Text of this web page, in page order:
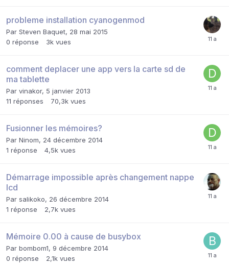
probleme installation cyanogenmod
Par Steven Baquet, 28 mai 2015
0 réponse 3k vues
comment deplacer une app vers la carte sd de
ma tablette
Par vinakor, 5 janvier 2013
11 réponses 70,3k vues
Fusionner les mémoires?
Par Ninom, 24 décembre 2014
1 réponse 4,5k vues
Démarrage impossible après changement nappe
lcd
Par salikoko, 26 décembre 2014
1 réponse 2,7k vues
Mémoire 0.00 à cause de busybox
Par bombom1, 9 décembre 2014
0 réponse 2,1k vues